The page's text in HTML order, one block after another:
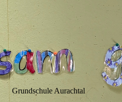
WIM
Grundschule Aurachtal